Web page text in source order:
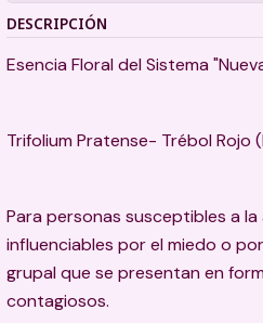
DESCRIPCIÓN
Esencia Floral del Sistema
Trifolium Pratense- Trébol Rojo
Para personas susceptibles a
influenciables por el miedo o
grupal que se presentan en
contagiosos.